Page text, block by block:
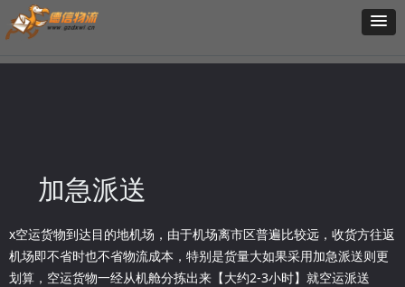
x空运货物到达目的地机场，由于机场离市区普遍比较远，收货方往返
机场即不省时也不省物流成本，特别是货量大如果采用加急派送则更
划算，空运货物一经从机舱分拣出来【大约2-3小时】就空运派送
加急派送